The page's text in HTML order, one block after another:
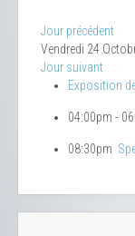
Jour précédent
Vendredi 24
Jour suivant
Exposition
04:00pm -
08:30pm